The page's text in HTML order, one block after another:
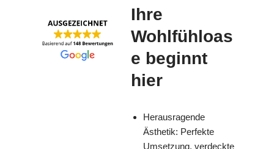
Ihre
Wohlfühloas
e beginnt
hier
Herausragende
Ästhetik: Perfekte
Umsetzung, verdeckte